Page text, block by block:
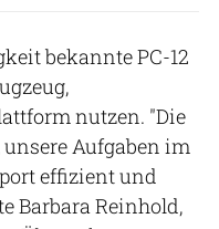
bekannte PC-12
nutzen. "Die
Aufgaben im
effizient und
Barbara Reinhold,